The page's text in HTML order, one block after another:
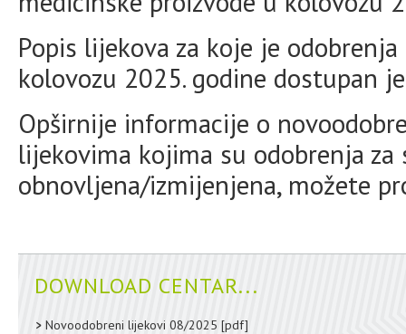
Popis lijekova za koje je
kolovozu 2025. godine dostupan
Opširnije informacije o
lijekovima kojima su odobrenja
obnovljena/izmijenjena, možete
DOWNLOAD CENTAR...
Novoodobreni lijekovi 08/2025 [pdf]